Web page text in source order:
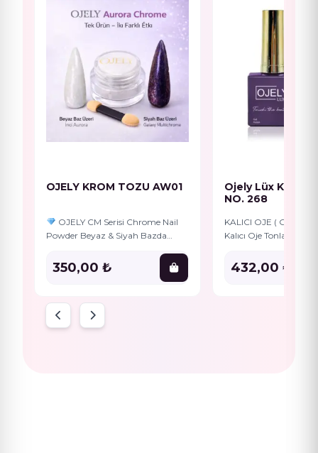
OJELY KROM TOZU AW01
OJELY CM Serisi Chrome Nail
Powder Beyaz & Siyah Bazda
Multichrome Tırnak Tozu OJELY
350,00 ₺
Ojely Lüx Kalıcı
NO. 268
KALICI OJE ( GEL
Kalıcı Oje Tonları
Gelpolish’in iz
tırnağauygulanmasını
432,00 ₺